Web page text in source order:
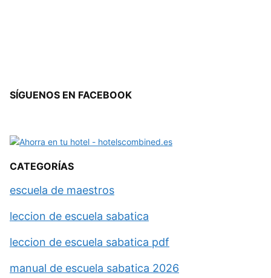
SÍGUENOS EN FACEBOOK
CATEGORÍAS
escuela de maestros
leccion de escuela sabatica
leccion de escuela sabatica pdf
manual de escuela sabatica 2026